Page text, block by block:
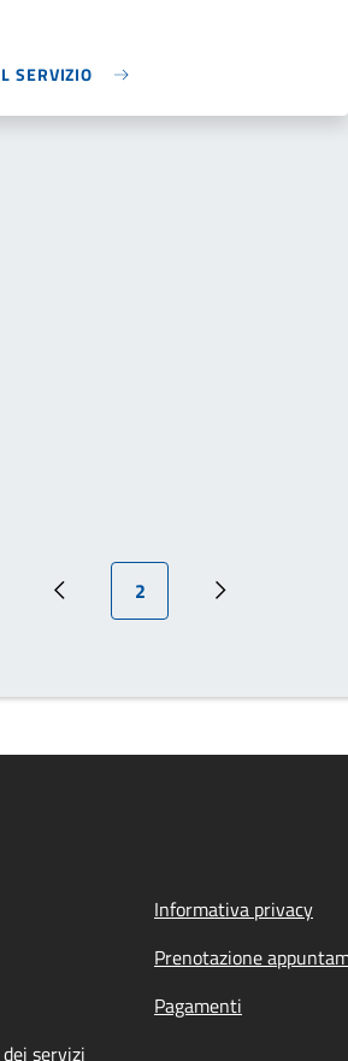
SERVIZIO
Pagina precedente
Pagina attuale
2
Pagina
Informativa privacy
Prenotazione
Pagamenti
servizi